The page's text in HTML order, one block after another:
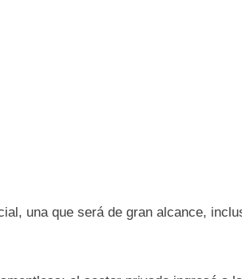
una que será de gran alcance,